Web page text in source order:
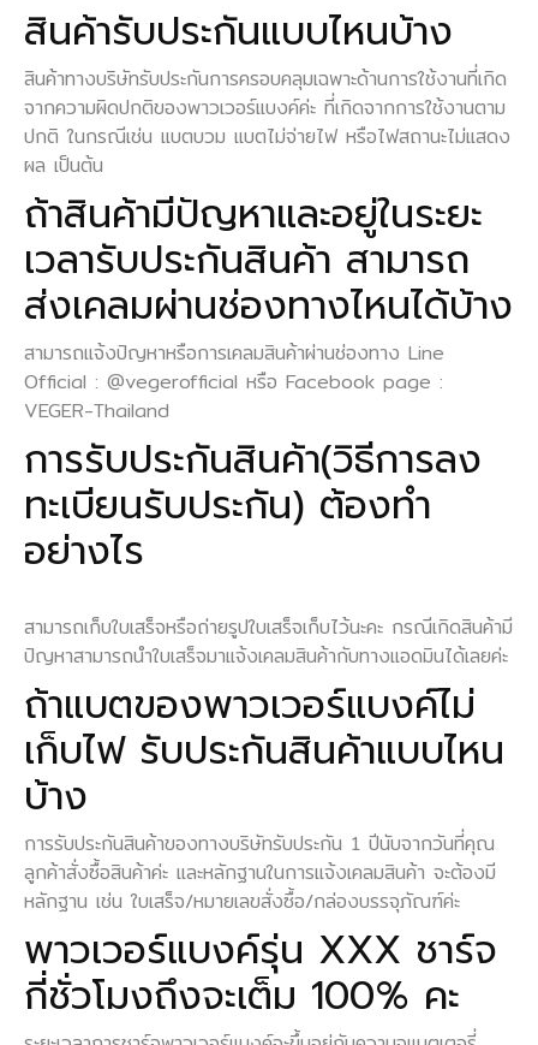
สินค้ารับประกันแบบไหนบ้าง
สินค้าทางบริษัทรับประกันการครอบคลุมเฉพาะด้านการใช้งานที่เกิด
จากความผิดปกติของพาวเวอร์แบงค์ค่ะ ที่เกิดจากการใช้งานตาม
ปกติ ในกรณีเช่น แบตบวม แบตไม่จ่ายไฟ หรือไฟสถานะไม่แสดง
ผล เป็นต้น
ถ้าสินค้ามีปัญหาและอยู่ในระยะ
เวลารับประกันสินค้า สามารถ
ส่งเคลมผ่านช่องทางไหนได้บ้าง
สามารถแจ้งปัญหาหรือการเคลมสินค้าผ่านช่องทาง Line
Official : @vegerofficial หรือ Facebook page :
VEGER-Thailand
การรับประกันสินค้า(วิธีการลง
ทะเบียนรับประกัน) ต้องทำ
อย่างไร
สามารถเก็บใบเสร็จหรือถ่ายรูปใบเสร็จเก็บไว้นะคะ กรณีเกิดสินค้ามี
ปัญหาสามารถนำใบเสร็จมาแจ้งเคลมสินค้ากับทางแอดมินได้เลยค่ะ
ถ้าแบตของพาวเวอร์แบงค์ไม่
เก็บไฟ รับประกันสินค้าแบบไหน
บ้าง
การรับประกันสินค้าของทางบริษัทรับประกัน 1 ปีนับจากวันที่คุณ
ลูกค้าสั่งซื้อสินค้าค่ะ และหลักฐานในการแจ้งเคลมสินค้า จะต้องมี
หลักฐาน เช่น ใบเสร็จ/หมายเลขสั่งซื้อ/กล่องบรรจุภัณฑ์ค่ะ
พาวเวอร์แบงค์รุ่น XXX ชาร์จ
กี่ชั่วโมงถึงจะเต็ม 100% คะ